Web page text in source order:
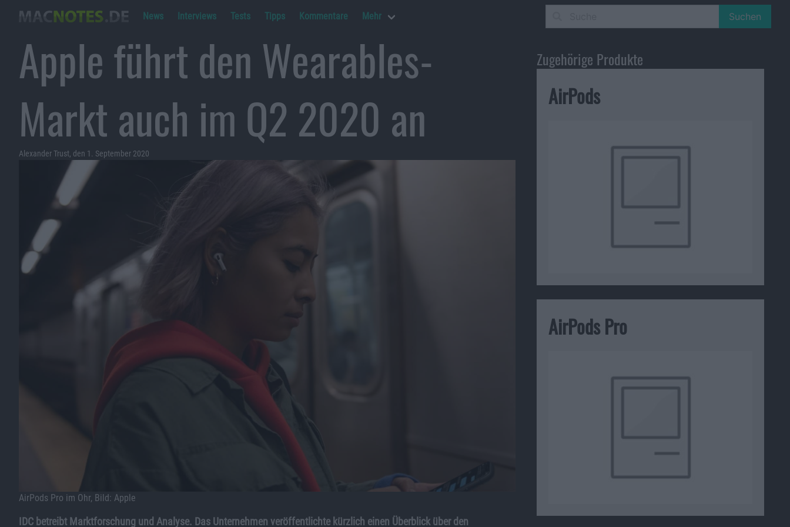
News Interviews Tests Tipps Kommentare Mehr Suchen
Apple führt den Wearables-
Markt auch im Q2 2020 an
Alexander Trust, den 1. September 2020
AirPods Pro im Ohr, Bild: Apple
IDC betreibt Marktforschung und Analyse. Das Unternehmen veröffentlichte kürzlich einen Überblick über den
Zugehörige Produkte
AirPods
AirPods Pro